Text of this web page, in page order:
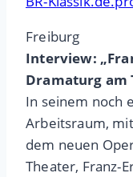
Freiburg
Interview:
Dramaturg am
In seinem noch
Arbeitsraum,
dem neuen
Theater, Franz-